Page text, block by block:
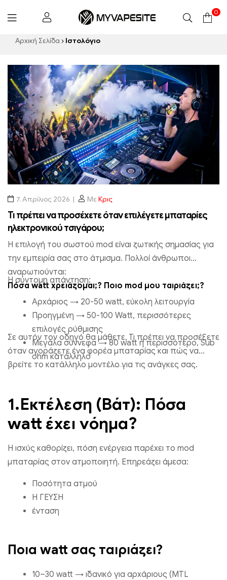
Myvapesite.de
0
Αρχική Σελίδα Ιστολόγιο
7. Απρίλιος 2026 Με Κρις
Τι πρέπει να προσέχετε όταν επιλέγετε μπαταρίες
ηλεκτρονικού τσιγάρου;
Η επιλογή του σωστού mod είναι ζωτικής σημασίας για
την εμπειρία σας στο άτμισμα. Πολλοί άνθρωποι
αναρωτιούνται:
Πόσα watt χρειάζομαι;? Ποιο mod μου ταιριάζει;?
Η σύντομη απάντηση:
Αρχάριος → 20-50 watt, εύκολη λειτουργία
Προηγμένη → 50-100 Watt, περισσότερες
επιλογές ρύθμισης
Μεγάλα σύννεφα → 80 watt ή περισσότερο, Sub
ohm κατάλληλο
Σε αυτόν τον οδηγό θα μάθετε, Τι πρέπει να προσέξετε
όταν αγοράζετε ένα φορέα μπαταρίας και πώς να
βρείτε το κατάλληλο μοντέλο για τις ανάγκες σας.
1.Εκτέλεση (Βάτ): Πόσα
watt έχει νόημα?
Η ισχύς καθορίζει, πόση ενέργεια παρέχει το mod
μπαταρίας στον ατμοποιητή. Επηρεάζει άμεσα:
Ποσότητα ατμού
Η ΓΕΥΣΗ
ένταση
Ποια watt σας ταιριάζει?
10–30 watt → ιδανικό για αρχάριους (MTL